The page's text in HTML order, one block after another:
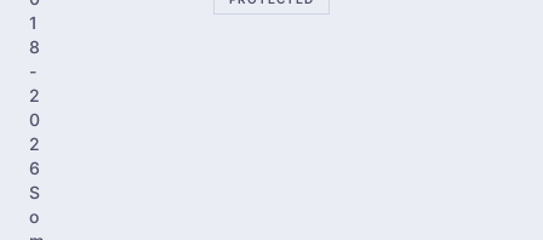
1
8
-
2
0
2
6
S
o